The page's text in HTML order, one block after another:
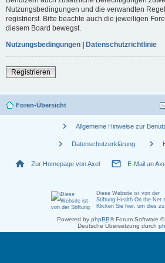
Nutzungsbedingungen und die verwandten
registrierst. Bitte beachte auch die jeweiligen
diesem Board bewegst.
Nutzungsbedingungen | Datenschutzrichtlinie
Registrieren
Foren-Übersicht
chevron_right Allgemeine Hinweise zur
chevron_right Datenschutzerklärung chevron_right
home Zur Homepage von Axel mail_outline E-Mail an
Diese Website ist von der
Stiftung Health On the Net
Klicken Sie hier, um dies
Powered by phpBB® Forum Software
Deutsche Übersetzung durch